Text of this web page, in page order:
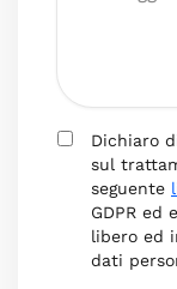
Dichiaro
sul
seguente
GDPR ed
libero ed
dati